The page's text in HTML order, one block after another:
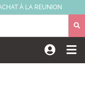
À LA REUNION